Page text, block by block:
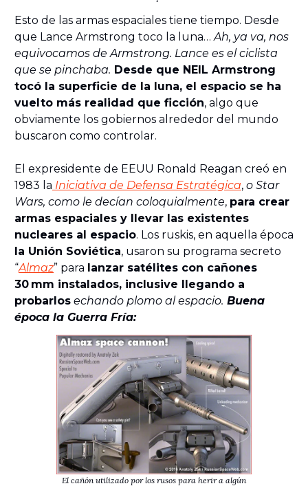
Esto de las armas espaciales tiene tiempo. Desde
que Lance Armstrong toco la luna…Ah, ya va, nos
equivocamos de Armstrong. Lance es el ciclista
que se pinchaba. Desde que NEIL Armstrong
tocó la superficie de la luna, el espacio se ha
vuelto más realidad que ficción, algo que
obviamente los gobiernos alrededor del mundo
buscaron como controlar.
El expresidente de EEUU Ronald Reagan creó en
1983 la Iniciativa de Defensa Estratégica, o Star
Wars, como le decían coloquialmente, para crear
armas espaciales y llevar las existentes
nucleares al espacio. Los ruskis, en aquella época
la Unión Soviética, usaron su programa secreto
“Almaz” para lanzar satélites con cañones
30 mm instalados, inclusive llegando a
probarlos echando plomo al espacio. Buena
época la Guerra Fría:
El cañón utilizado por los rusos para herir a algún